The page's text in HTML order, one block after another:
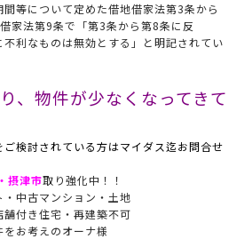
等について定めた借地借家法第3条から
家法第9条で「第3条から第8条に反
利なものは無効とする」と明記されてい
、物件が少なくなってきて
検討されている方はマイダス迄お問合せ
摂津市取り強化中！！
中古マンション・土地
付き住宅・再建築不可
お考えのオーナ様